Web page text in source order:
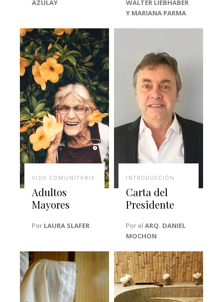
AZULAY
WALTER LIEBHABER
Y MARIANA PARMA
VIDA COMUNITARIA
Adultos
Mayores
Por LAURA SLAFER
INTRODUCCIÓN
Carta del
Presidente
Por el ARQ. DANIEL
MOCHON